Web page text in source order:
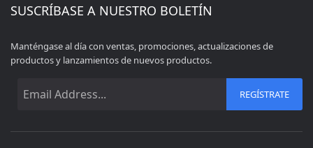
SUSCRÍBASE A NUESTRO BOLETÍN
Manténgase al día con ventas, promociones, actualizaciones de
productos y lanzamientos de nuevos productos.
REGÍSTRATE